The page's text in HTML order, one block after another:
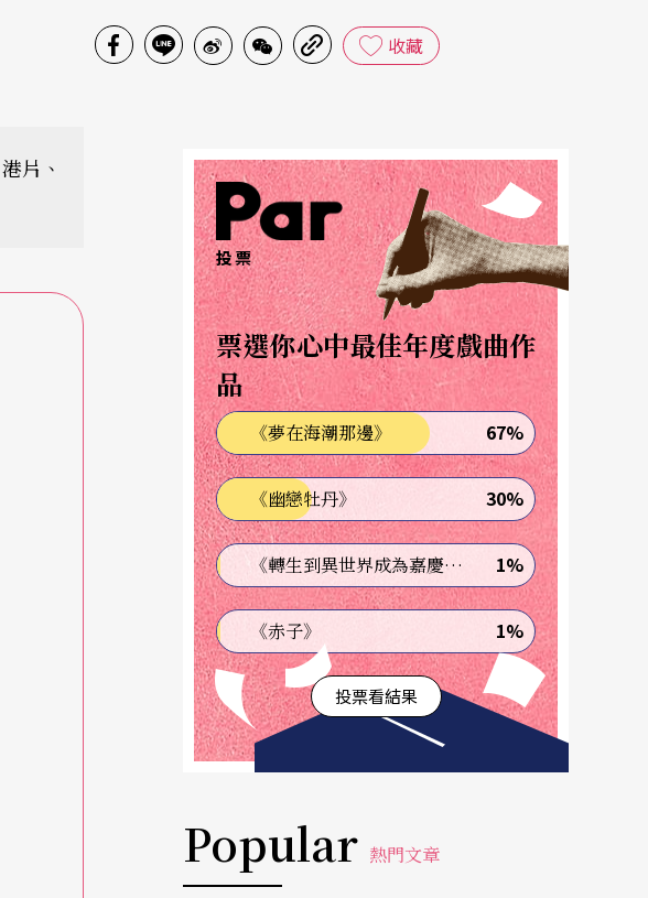
收藏
片、
投票
票選你心中最佳年度戲曲作
品
《夢在海潮那邊》 67%
《幽戀牡丹》 30%
《轉生到異世界成為嘉慶君—發現我的祖先是詐騙集團!?》 1%
《赤子》 1%
投票看結果
Popular 熱門文章